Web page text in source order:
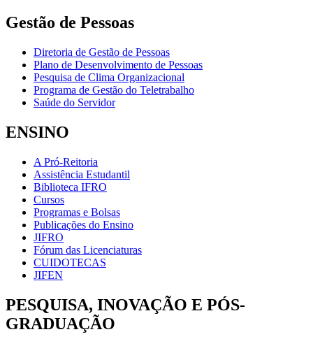
Gestão de Pessoas
Diretoria de Gestão de Pessoas
Plano de Desenvolvimento de Pessoas
Pesquisa de Clima Organizacional
Programa de Gestão do Teletrabalho
Saúde do Servidor
ENSINO
A Pró-Reitoria
Assistência Estudantil
Biblioteca IFRO
Cursos
Programas e Bolsas
Publicações do Ensino
JIFRO
Fórum das Licenciaturas
CUIDOTECAS
JIFEN
PESQUISA, INOVAÇÃO E PÓS-
GRADUAÇÃO